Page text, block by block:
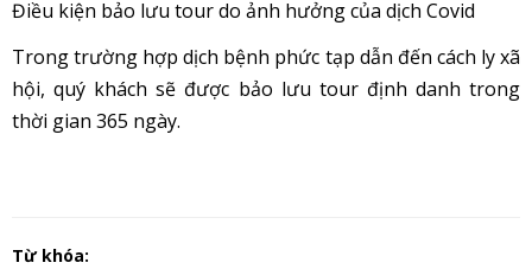
Điều kiện bảo lưu tour do ảnh hưởng của dịch Covid
Trong trường hợp dịch bệnh phức tạp dẫn đến cách ly xã
hội, quý khách sẽ được bảo lưu tour định danh trong
thời gian 365 ngày.
Từ khóa: